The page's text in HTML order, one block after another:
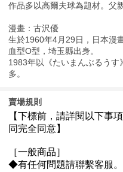
作品多以高爾夫球為題材。父
漫畫：古沢優
生於1960年4月29日，日本漫
血型O型，埼玉縣出身。
1983年以《たいまんぶるう
多。
賣場規則